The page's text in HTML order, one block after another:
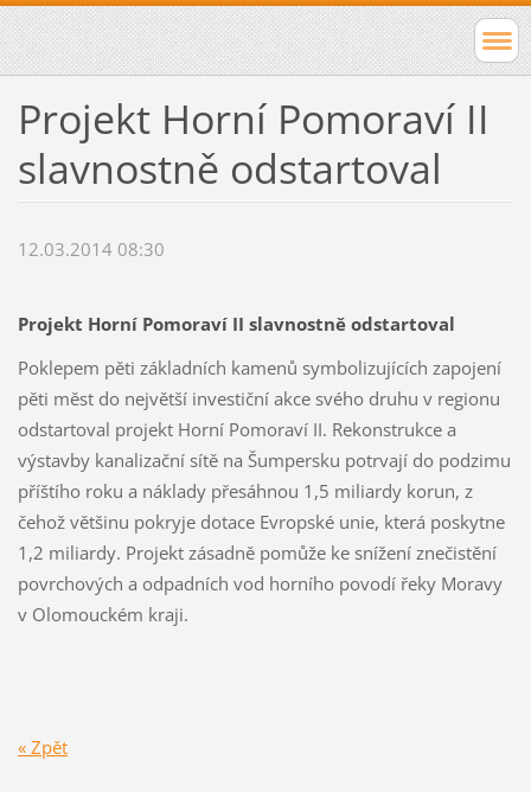
Projekt Horní Pomoraví II
slavnostně odstartoval
12.03.2014 08:30
Projekt Horní Pomoraví II slavnostně odstartoval
Poklepem pěti základních kamenů symbolizujících zapojení
pěti měst do největší investiční akce svého druhu v regionu
odstartoval projekt Horní Pomoraví II. Rekonstrukce a
výstavby kanalizační sítě na Šumpersku potrvají do podzimu
příštího roku a náklady přesáhnou 1,5 miliardy korun, z
čehož většinu pokryje dotace Evropské unie, která poskytne
1,2 miliardy. Projekt zásadně pomůže ke snížení znečistění
povrchových a odpadních vod horního povodí řeky Moravy
v Olomouckém kraji.
« Zpět